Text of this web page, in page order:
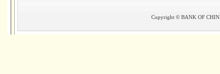
Copyright © BANK OF